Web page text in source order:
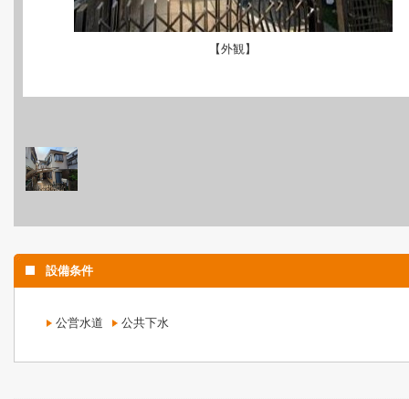
【外観】
設備条件
公営水道 公共下水